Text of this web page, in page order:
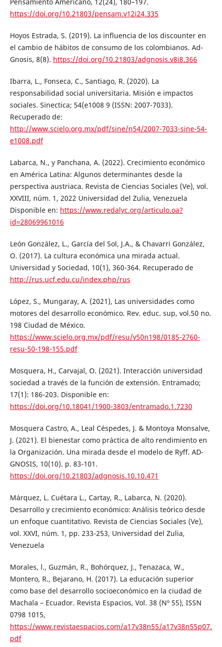
https://doi.org/10.21803/pensam.v12i24.335
Hoyos Estrada, S. (2019). La influencia de los discounter en
el cambio de hábitos de consumo de los colombianos. Ad-
Gnosis, 8(8). https://doi.org/10.21803/adgnosis.v8i8.366
Ibarra, L., Fonseca, C., Santiago, R. (2020). La
responsabilidad social universitaria. Misión e impactos
sociales. Sinectica; 54(e1008 9 (ISSN: 2007-7033).
Recuperado de:
http://www.scielo.org.mx/pdf/sine/n54/2007-7033-sine-54-
e1008.pdf
Labarca, N., y Panchana, A. (2022). Crecimiento económico
en América Latina: Algunos determinantes desde la
perspectiva austriaca. Revista de Ciencias Sociales (Ve), vol.
XXVIII, núm. 1, 2022 Universidad del Zulia, Venezuela
Disponible en: https://www.redalyc.org/articulo.oa?
id=28069961016
León González, L., García del Sol, J.A., & Chavarri González,
O. (2017). La cultura económica una mirada actual.
Universidad y Sociedad, 10(1), 360-364. Recuperado de
http://rus.ucf.edu.cu/index.php/rus
López, S., Mungaray, A. (2021), Las universidades como
motores del desarrollo económico. Rev. educ. sup, vol.50 no.
198 Ciudad de México.
https://www.scielo.org.mx/pdf/resu/v50n198/0185-2760-
resu-50-198-155.pdf
Mosquera, H., Carvajal, O. (2021). Interacción universidad
sociedad a través de la función de extensión. Entramado;
17(1): 186-203. Disponible en:
https://doi.org/10.18041/1900-3803/entramado.1.7230
Mosquera Castro, A., Leal Céspedes, J. & Montoya Monsalve,
J. (2021). El bienestar como práctica de alto rendimiento en
la Organización. Una mirada desde el modelo de Ryff. AD-
GNOSIS, 10(10). p. 83-101.
https://doi.org/10.21803/adgnosis.10.10.471
Márquez, L. Cuétara L., Cartay, R., Labarca, N. (2020).
Desarrollo y crecimiento económico: Análisis teórico desde
un enfoque cuantitativo. Revista de Ciencias Sociales (Ve),
vol. XXVI, núm. 1, pp. 233-253, Universidad del Zulia,
Venezuela
Morales, l., Guzmán, R., Bohórquez, J., Tenazaca, W.,
Montero, R., Bejarano, H. (2017). La educación superior
como base del desarrollo socioeconómico en la ciudad de
Machala – Ecuador. Revista Espacios, Vol. 38 (Nº 55), ISSN
0798 1015,
https://www.revistaespacios.com/a17v38n55/a17v38n55p07.
pdf